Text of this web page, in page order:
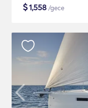
$1,558 /gece